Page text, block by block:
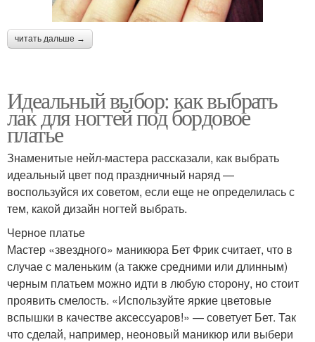
читать дальше →
Идеальный выбор: как выбрать
лак для ногтей под бордовое
платье
Знаменитые нейл-мастера рассказали, как выбрать
идеальный цвет под праздничный наряд —
воспользуйся их советом, если еще не определилась с
тем, какой дизайн ногтей выбрать.
Черное платье
Мастер «звездного» маникюра Бет Фрик считает, что в
случае с маленьким (а также средними или длинным)
черным платьем можно идти в любую сторону, но стоит
проявить смелость. «Используйте яркие цветовые
вспышки в качестве аксессуаров!» — советует Бет. Так
что сделай, например, неоновый маникюр или выбери